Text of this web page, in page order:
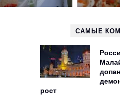
САМЫЕ
рост